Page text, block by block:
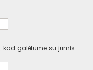
kad galėtume su jumis